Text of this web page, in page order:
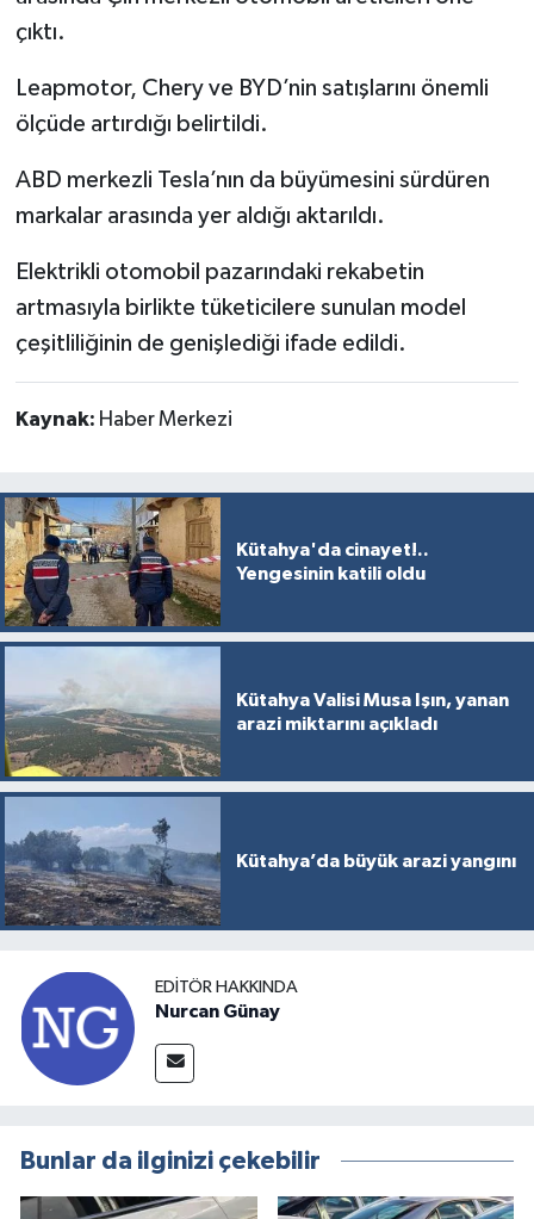
çıktı.
Leapmotor, Chery ve BYD’nin satışlarını önemli
ölçüde artırdığı belirtildi.
ABD merkezli Tesla’nın da büyümesini sürdüren
markalar arasında yer aldığı aktarıldı.
Elektrikli otomobil pazarındaki rekabetin
artmasıyla birlikte tüketicilere sunulan model
çeşitliliğinin de genişlediği ifade edildi.
Kaynak: Haber Merkezi
Kütahya'da cinayet!..
Yengesinin katili oldu
Kütahya Valisi Musa Işın, yanan
arazi miktarını açıkladı
Kütahya’da büyük arazi yangını
EDITÖR HAKKINDA
Nurcan Günay
Bunlar da ilginizi çekebilir